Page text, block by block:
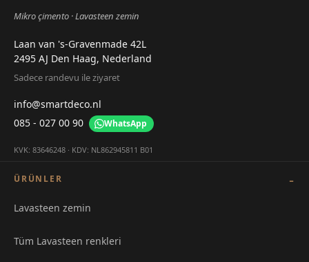
Mikro çimento Lavasteen zemin
Laan van 's-Gravenmade 42L
2495 AJ Den Haag, Nederland
Sadece randevu ile ziyaret
info@smartdeco.nl
085 - 027 00 90
WhatsApp
KVK: 83646248 · KDV: NL862945811 B01
ÜRÜNLER
Lavasteen zemin
Tüm Lavasteen renkleri